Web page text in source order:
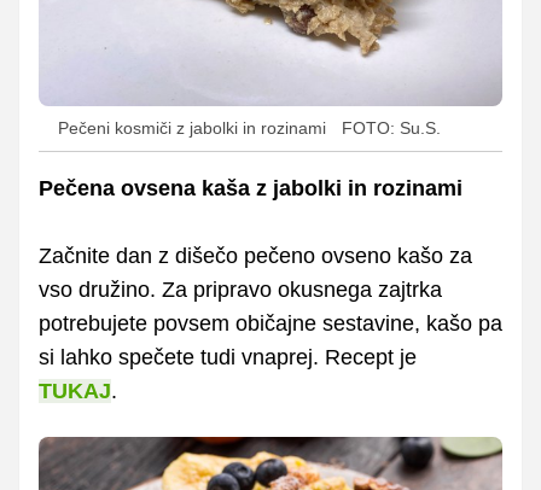
Pečeni kosmiči z jabolki in rozinami FOTO: Su.S.
Pečena ovsena kaša z jabolki in rozinami
Začnite dan z dišečo pečeno ovseno kašo za
vso družino. Za pripravo okusnega zajtrka
potrebujete povsem običajne sestavine, kašo pa
si lahko spečete tudi vnaprej. Recept je
TUKAJ.